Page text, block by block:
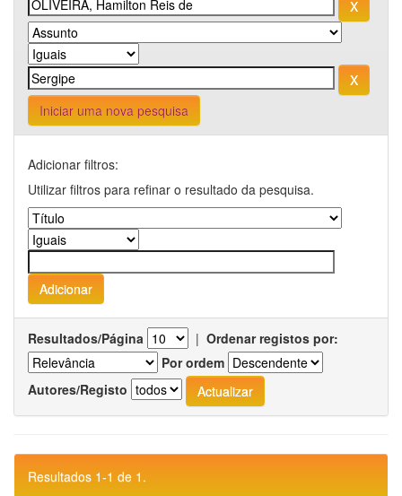
Iniciar uma nova pesquisa
Adicionar filtros:
Utilizar filtros para refinar o resultado da pesquisa.
Resultados/Página | Ordenar registos por:
Por ordem
Autores/Registo
Resultados 1-1 de 1.